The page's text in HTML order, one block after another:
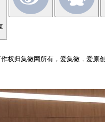
权归集微网所有，爱集微，爱原创